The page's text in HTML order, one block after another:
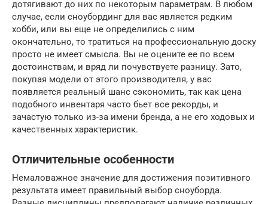
дотягивают до них по некоторым параметрам. В любом
случае, если сноубординг для вас является редким
хобби, или вы еще не определились с ним
окончательно, то тратиться на профессиональную доску
просто не имеет смысла. Вы не оцените ее по всем
достоинствам, и вряд ли почувствуете разницу. Зато,
покупая модели от этого производителя, у вас
появляется реальный шанс сэкономить, так как цена
подобного инвентаря часто бьет все рекорды, и
зачастую только из-за имени бренда, а не его ходовых и
качественных характеристик.
Отличительные особенности
Немаловажное значение для достижения позитивного
результата имеет правильный выбор сноуборда.